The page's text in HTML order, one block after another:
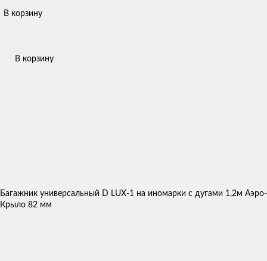
В корзину
В корзину
Багажник универсальный D LUX-1 на иномарки с дугами 1,2м Аэро-
Крыло 82 мм